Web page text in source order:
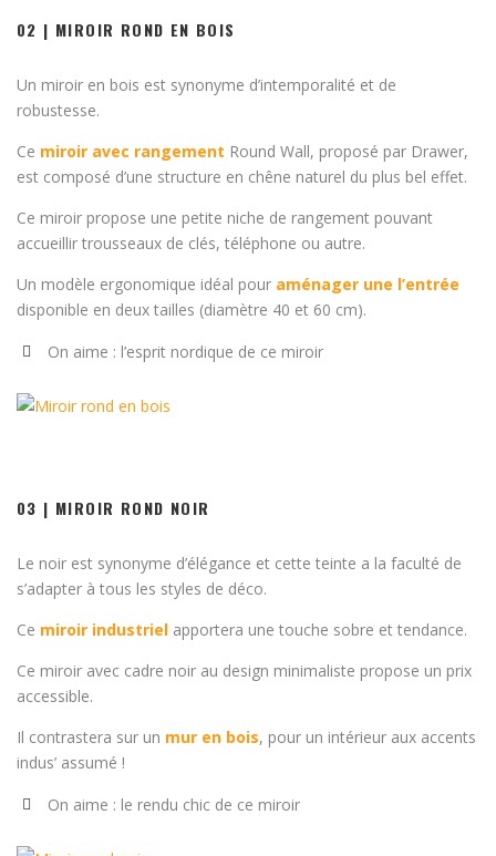
02 | MIROIR ROND EN BOIS
Un miroir en bois est synonyme d’intemporalité et de
robustesse.
Ce miroir avec rangement Round Wall, proposé par Drawer,
est composé d’une structure en chêne naturel du plus bel effet.
Ce miroir propose une petite niche de rangement pouvant
accueillir trousseaux de clés, téléphone ou autre.
Un modèle ergonomique idéal pour aménager une l’entrée
disponible en deux tailles (diamètre 40 et 60 cm).
On aime : l’esprit nordique de ce miroir
03 | MIROIR ROND NOIR
Le noir est synonyme d’élégance et cette teinte a la faculté de
s’adapter à tous les styles de déco.
Ce miroir industriel apportera une touche sobre et tendance.
Ce miroir avec cadre noir au design minimaliste propose un prix
accessible.
Il contrastera sur un mur en bois, pour un intérieur aux accents
indus’ assumé !
On aime : le rendu chic de ce miroir